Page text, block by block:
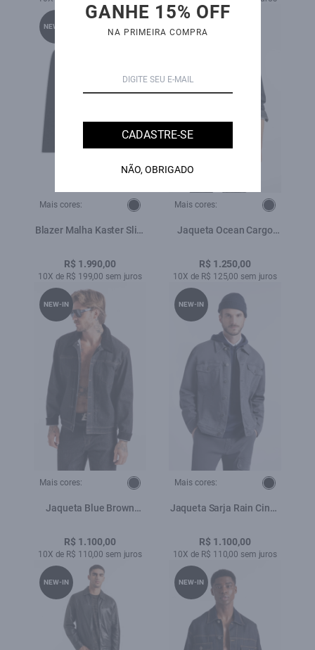
Mais cores:
Blazer Malha Kaster Slim
R$ 1.990,00
10X de R$ 199,00 sem juros
NEW-IN
Mais cores:
Jaqueta Ocean Cargo
R$ 1.250,00
10X de R$ 125,00 sem juros
Mais cores:
Jaqueta Blue Brown
R$ 1.100,00
10X de R$ 110,00 sem juros
NEW-IN
Mais cores:
Jaqueta Sarja Rain Cinza
R$ 1.100,00
10X de R$ 110,00 sem juros
NEW-IN
NEW-IN NEW-IN
GANHE 15% OFF
NA PRIMEIRA COMPRA
CADASTRE-SE
NÃO, OBRIGADO